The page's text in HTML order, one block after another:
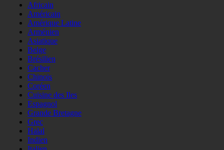
Africain
Américain
Amérique Latine
Arménien
Asiatique
Belge
Brésilien
Cacher
Chinois
Coréen
Cuisine des Iles
Espagnol
Grande Bretagne
Grec
Halal
Indien